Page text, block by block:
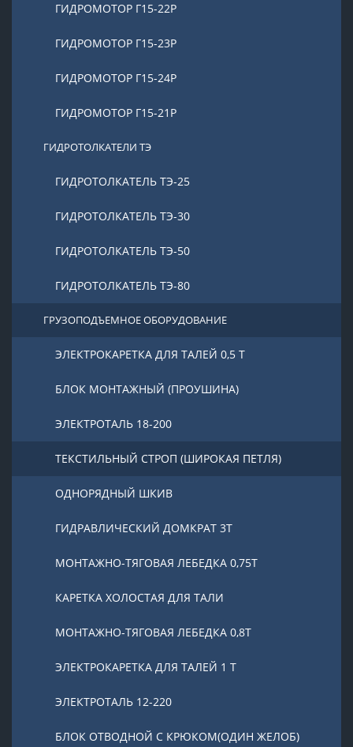
ГИДРОМОТОР Г15-22Р
ГИДРОМОТОР Г15-23Р
ГИДРОМОТОР Г15-24Р
ГИДРОМОТОР Г15-21Р
ГИДРОТОЛКАТЕЛИ ТЭ
ГИДРОТОЛКАТЕЛЬ ТЭ-25
ГИДРОТОЛКАТЕЛЬ ТЭ-30
ГИДРОТОЛКАТЕЛЬ ТЭ-50
ГИДРОТОЛКАТЕЛЬ ТЭ-80
ГРУЗОПОДЪЕМНОЕ ОБОРУДОВАНИЕ
ЭЛЕКТРОКАРЕТКА ДЛЯ ТАЛЕЙ 0,5 Т
БЛОК МОНТАЖНЫЙ (ПРОУШИНА)
ЭЛЕКТРОТАЛЬ 18-200
ТЕКСТИЛЬНЫЙ СТРОП (ШИРОКАЯ ПЕТЛЯ)
ОДНОРЯДНЫЙ ШКИВ
ГИДРАВЛИЧЕСКИЙ ДОМКРАТ 3T
МОНТАЖНО-ТЯГОВАЯ ЛЕБЕДКА 0,75Т
КАРЕТКА ХОЛОСТАЯ ДЛЯ ТАЛИ
МОНТАЖНО-ТЯГОВАЯ ЛЕБЕДКА 0,8Т
ЭЛЕКТРОКАРЕТКА ДЛЯ ТАЛЕЙ 1 Т
ЭЛЕКТРОТАЛЬ 12-220
БЛОК ОТВОДНОЙ С КРЮКОМ(ОДИН ЖЕЛОБ)